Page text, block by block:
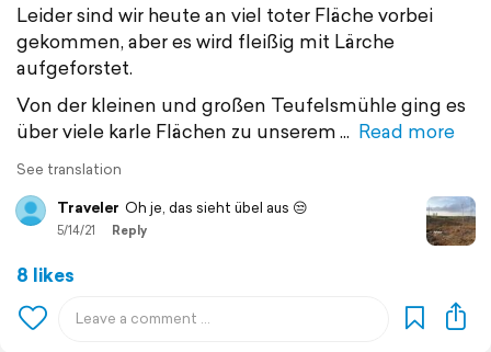
Leider sind wir heute an viel toter Fläche vorbei
gekommen, aber es wird fleißig mit Lärche
aufgeforstet.
Von der kleinen und großen Teufelsmühle ging es
über viele karle Flächen zu unserem
Read more
See translation
Traveler Oh je, das sieht übel aus 😒
5/14/21 Reply
8 likes